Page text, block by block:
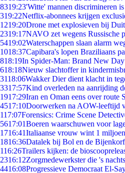
8319:23'Witte' mannen discrimineren
319:22Netflix-abonnees krijgen
1219:20Drone met explosieven bij
2319:17NAVO zet wegens Russische
5419:02Waterschappen slaan alarm
1018:37Capibara's lopen Braziliaans
818:19In Spider-Man: Brand New
618:18Nieuw slachtoffer in
3118:06Wakker Dier dient klacht in
3317:57Kind overleden na aanrijding
1917:29Iran en Oman eens over route
4517:10Doorwerken na AOW-leeftijd
117:07Forensics: Crime Scene
5617:01Boeren waarschuwen voor
1716:41Italiaanse vrouw wint 1
1816:36Datalek bij Bol en de
116:26Trailers kijken: de
2316:12Zorgmedewerkster die 's
4416:08Progressieve Democraat El-